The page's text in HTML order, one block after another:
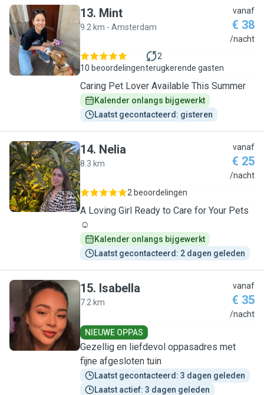
M
13. Mint
9.2 km - Amsterdam
vanaf
€ 38
/nacht
10 beoordelingen
2
terugkerende gasten
Caring Pet Lover Available This Summer
Kalender onlangs bijgewerkt
Laatst gecontacteerd: gisteren
N
14. Nelia
8.3 km
vanaf
€ 25
/nacht
2 beoordelingen
A Loving Girl Ready to Care for Your Pets
☺️
Kalender onlangs bijgewerkt
Laatst gecontacteerd: 2 dagen geleden
I
15. Isabella
7.2 km
vanaf
€ 35
/nacht
NIEUWE OPPAS
Gezellig en liefdevol oppasadres met
fijne afgesloten tuin
Laatst gecontacteerd: 3 dagen geleden
Laatst actief: 3 dagen geleden